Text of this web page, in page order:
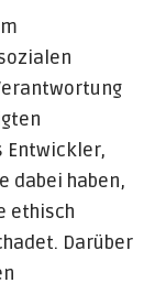
Entwickler,
dabei haben,
ethisch
Darüber